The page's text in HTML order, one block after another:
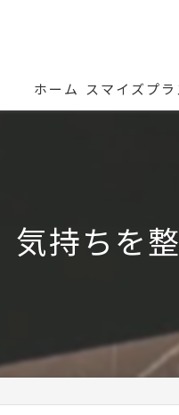
ホーム スマイズプ
気持ちを